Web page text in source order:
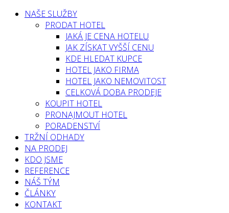
NAŠE SLUŽBY
PRODAT HOTEL
JAKÁ JE CENA HOTELU
JAK ZÍSKAT VYŠŠÍ CENU
KDE HLEDAT KUPCE
HOTEL JAKO FIRMA
HOTEL JAKO NEMOVITOST
CELKOVÁ DOBA PRODEJE
KOUPIT HOTEL
PRONAJMOUT HOTEL
PORADENSTVÍ
TRŽNÍ ODHADY
NA PRODEJ
KDO JSME
REFERENCE
NÁŠ TÝM
ČLÁNKY
KONTAKT